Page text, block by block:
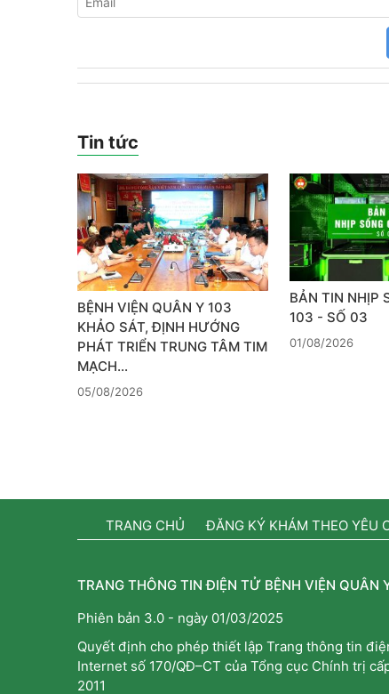
Tin tức
BỆNH VIỆN QUÂN Y 103
KHẢO SÁT, ĐỊNH HƯỚNG
PHÁT TRIỂN TRUNG TÂM TIM
MẠCH…
05/08/2026
BẢN TIN NHỊP
103 - SỐ 03
01/08/2026
TRANG CHỦ ĐĂNG KÝ KHÁM THEO YÊU
TRANG THÔNG TIN ĐIỆN TỬ BỆNH VIỆN QUÂN
Phiên bản 3.0 - ngày 01/03/2025
Quyết định cho phép thiết lập Trang thông tin
Internet số 170/QĐ–CT của Tổng cục Chính trị
2011